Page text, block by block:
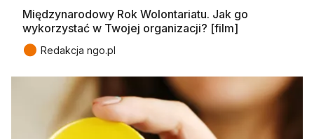
Międzynarodowy Rok Wolontariatu. Jak go
wykorzystać w Twojej organizacji? [film]
● Redakcja ngo.pl